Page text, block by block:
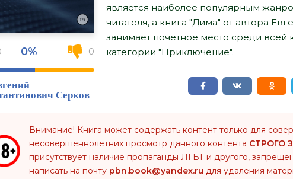
0% 0
Серков
является наиболее популярным
читателя, а книга "Дима" от автора
занимает почетное место среди
категории "Приключение".
Внимание! Книга может содержать контент только для
несовершеннолетних просмотр данного контента СТРОГО
присутствует наличие пропаганды ЛГБТ и другого,
написать на почту pbn.book@yandex.ru для удаления